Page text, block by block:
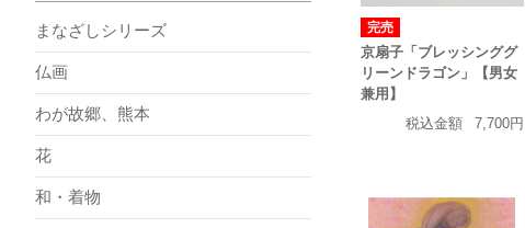
完売
京扇子「ブレッシンググ
リーンドラゴン」【男女
兼用】
税込金額
7,700円
まなざしシリーズ
仏画
わが故郷、熊本
花
和・着物